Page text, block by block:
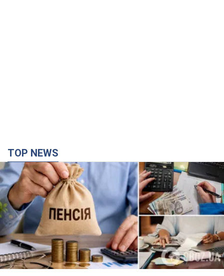
TOP NEWS